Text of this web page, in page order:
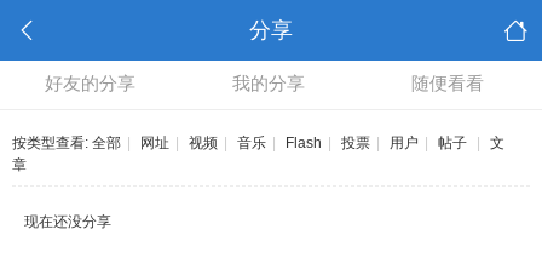
分享
好友的分享 我的分享 随便看看
按类型查看: 全部 网址 视频 音乐 Flash 投票 用户 帖子
文
章
现在还没分享